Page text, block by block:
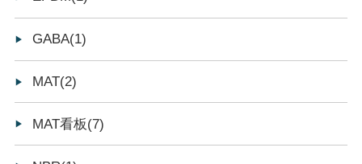
GABA(1)
MAT(2)
MAT看板(7)